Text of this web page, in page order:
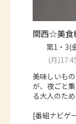
関西☆美食
第1・3(
(月
美味しいも
が、夜ごと
る大人のた
[番組ナビゲ